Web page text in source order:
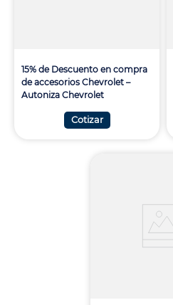
15% de Descuento en compra
de accesorios Chevrolet –
Autoniza Chevrolet
Cotizar